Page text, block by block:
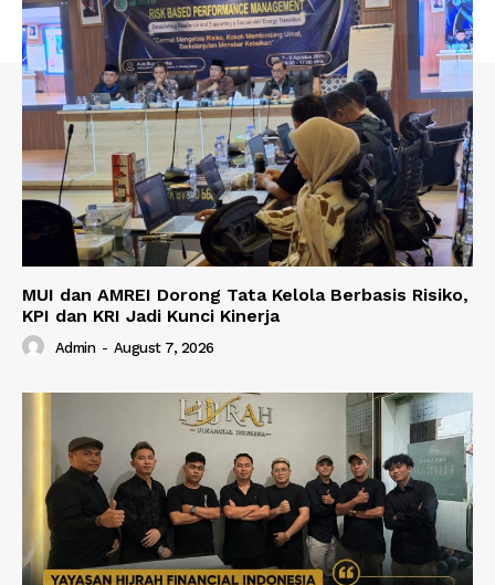
MUI dan AMREI Dorong Tata Kelola Berbasis Risiko,
KPI dan KRI Jadi Kunci Kinerja
Admin - August 7, 2026